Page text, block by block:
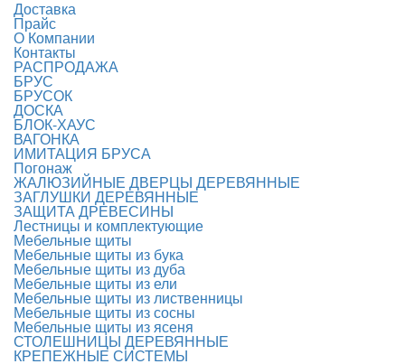
Доставка
Прайс
О Компании
Контакты
РАСПРОДАЖА
БРУС
БРУСОК
ДОСКА
БЛОК-ХАУС
ВАГОНКА
ИМИТАЦИЯ БРУСА
Погонаж
ЖАЛЮЗИЙНЫЕ ДВЕРЦЫ ДЕРЕВЯННЫЕ
ЗАГЛУШКИ ДЕРЕВЯННЫЕ
ЗАЩИТА ДРЕВЕСИНЫ
Лестницы и комплектующие
Мебельные щиты
Мебельные щиты из бука
Мебельные щиты из дуба
Мебельные щиты из ели
Мебельные щиты из лиственницы
Мебельные щиты из сосны
Мебельные щиты из ясеня
СТОЛЕШНИЦЫ ДЕРЕВЯННЫЕ
КРЕПЕЖНЫЕ СИСТЕМЫ